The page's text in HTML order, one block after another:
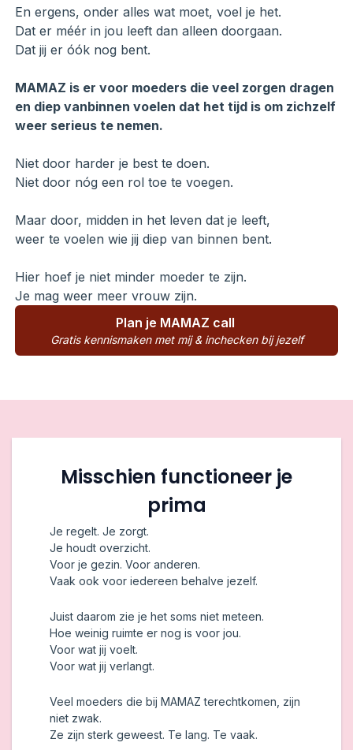
En ergens, onder alles wat moet, voel je het.
Dat er méér in jou leeft dan alleen doorgaan.
Dat jij er óók nog bent.
MAMAZ is er voor moeders die veel zorgen dragen
en diep vanbinnen voelen dat het tijd is om zichzelf
weer serieus te nemen.
Niet door harder je best te doen.
Niet door nóg een rol toe te voegen.
Maar door, midden in het leven dat je leeft,
weer te voelen wie jij diep van binnen bent.
Hier hoef je niet minder moeder te zijn.
Je mag weer meer vrouw zijn.
Plan je MAMAZ call
Gratis kennismaken met mij & inchecken bij jezelf
Misschien functioneer je
prima
Je regelt. Je zorgt.
Je houdt overzicht.
Voor je gezin. Voor anderen.
Vaak ook voor iedereen behalve jezelf.
Juist daarom zie je het soms niet meteen.
Hoe weinig ruimte er nog is voor jou.
Voor wat jij voelt.
Voor wat jij verlangt.
Veel moeders die bij MAMAZ terechtkomen, zijn
niet zwak.
Ze zijn sterk geweest. Te lang. Te vaak.